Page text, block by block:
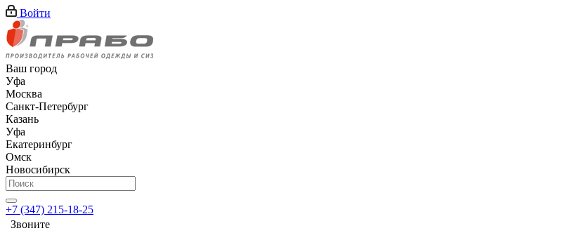
Войти
Ваш город
Уфа
Москва
Санкт-Петербург
Казань
Уфа
Екатеринбург
Омск
Новосибирск
+7 (347) 215-18-25
Звоните